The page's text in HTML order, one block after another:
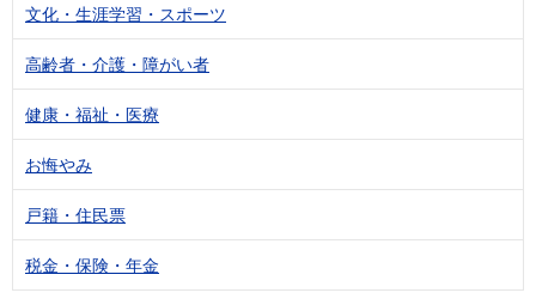
文化・生涯学習・スポーツ
高齢者・介護・障がい者
健康・福祉・医療
お悔やみ
戸籍・住民票
税金・保険・年金